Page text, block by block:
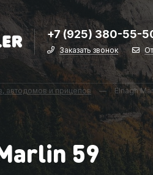
+7 (925) 380-55-
Заказать звонок
автодомов и прицепов — Elnagh
59